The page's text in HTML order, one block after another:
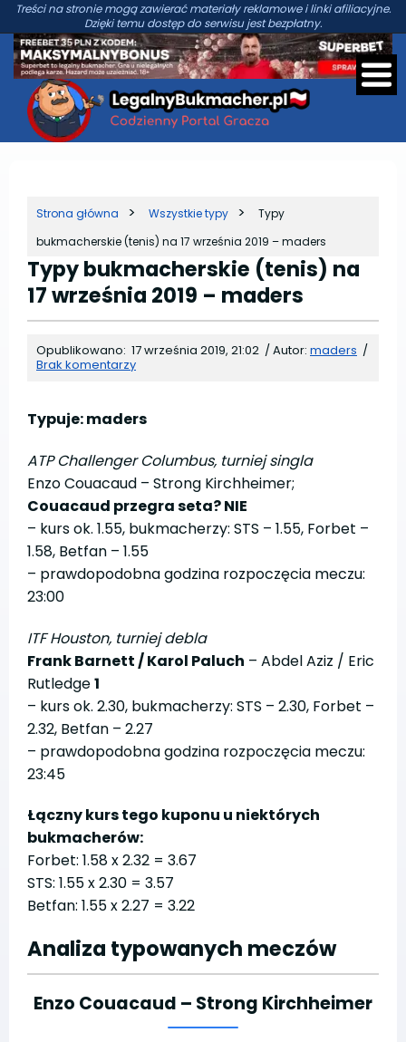
Treści na stronie mogą zawierać materiały reklamowe i linki afiliacyjne.
Dzięki temu dostęp do serwisu jest bezpłatny.
Strona główna Wszystkie typy
Typy
bukmacherskie (tenis) na 17 września 2019 – maders
Typy bukmacherskie (tenis) na
17 września 2019 – maders
Opublikowano: 17 września 2019, 21:02 /Autor: maders /
Brak komentarzy
Typuje: maders
ATP Challenger Columbus, turniej singla
Enzo Couacaud – Strong Kirchheimer;
Couacaud przegra seta? NIE
– kurs ok. 1.55, bukmacherzy: STS – 1.55, Forbet –
1.58, Betfan – 1.55
– prawdopodobna godzina rozpoczęcia meczu:
23:00
ITF Houston, turniej debla
Frank Barnett / Karol Paluch – Abdel Aziz / Eric
Rutledge1
– kurs ok. 2.30, bukmacherzy: STS – 2.30, Forbet –
2.32, Betfan – 2.27
– prawdopodobna godzina rozpoczęcia meczu:
23:45
Łączny kurs tego kuponu u niektórych
bukmacherów:
Forbet: 1.58 x 2.32 = 3.67
STS: 1.55 x 2.30 = 3.57
Betfan: 1.55 x 2.27 = 3.22
Analiza typowanych meczów
Enzo Couacaud – Strong Kirchheimer